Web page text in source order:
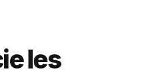
les